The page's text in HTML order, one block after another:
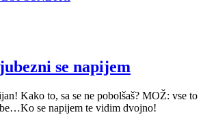
se napijem
Kako to, sa se ne pobolšaš? MOŽ: vse to
se napijem te vidim dvojno!